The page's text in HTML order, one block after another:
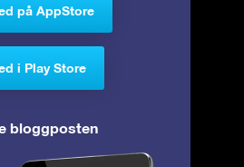
på AppStore
i Play Store
bloggposten